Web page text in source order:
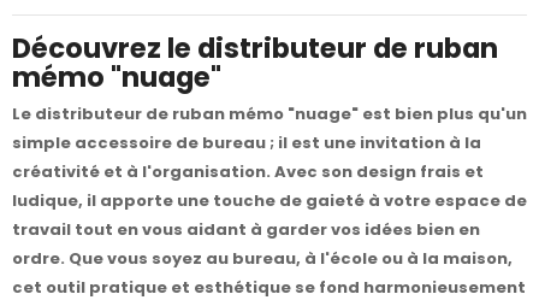
Découvrez le distributeur de ruban
mémo "nuage"
Le distributeur de ruban mémo "nuage" est bien plus qu'un
simple accessoire de bureau ; il est une invitation à la
créativité et à l'organisation. Avec son design frais et
ludique, il apporte une touche de gaieté à votre espace de
travail tout en vous aidant à garder vos idées bien en
ordre. Que vous soyez au bureau, à l'école ou à la maison,
cet outil pratique et esthétique se fond harmonieusement